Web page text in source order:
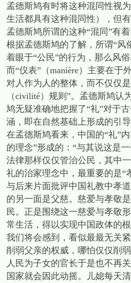
孟德斯鸠有时将这种混同性视
生活都具有这种混同性），但
孟德斯鸠所谓的这种“混同”有着
根据孟德斯鸠的了解，所谓“风
着眼于“公民”的行为，那么风
而“仪表”（manière）主要在
对人作为人的整体，而不仅仅
（civilité）规则”。孟德斯鸠
鸠无疑准确地把握了“礼”对于
涵，即在自然基础上形成的引
在孟德斯鸠看来，中国的“礼”
的理念”形成的：“与其说这是
法律那样仅仅管治公民，其中
礼的治家理念中，最重要的是“
与后来片面批评中国礼教中孝
的另一面是父慈。慈爱与孝敬
民。正是围绕这一慈爱与孝敬
常生活，得以实现中国政体的根
我们将会感到，看似最最无关
削弱父亲的权威，哪怕仅仅削
人民为子女的官长于是也不再
国家就会因此动摇。儿媳每天